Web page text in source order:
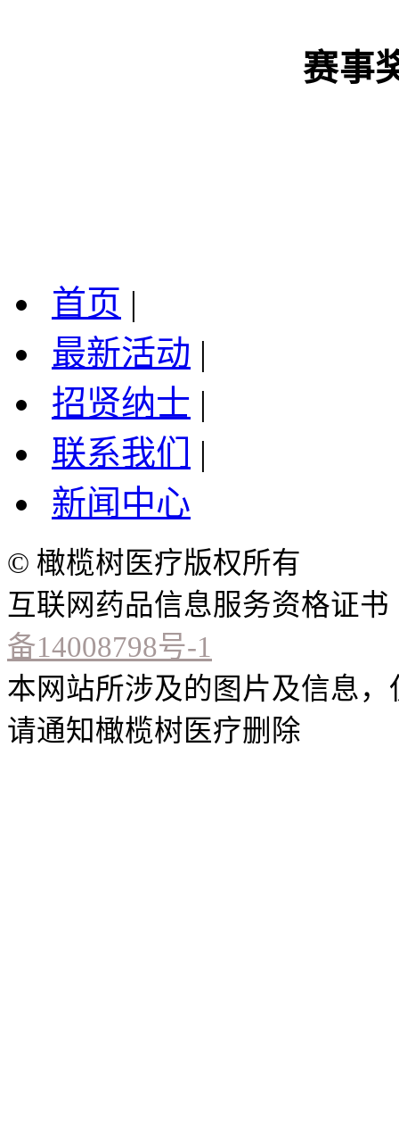
赛事
首页 |
最新活动 |
招贤纳士 |
联系我们
|
新闻中心
© 橄榄树医疗版权所有
互联网药品信息服务资格证
备14008798号-1
本网站所涉及的图片及信息
请通知橄榄树医疗删除